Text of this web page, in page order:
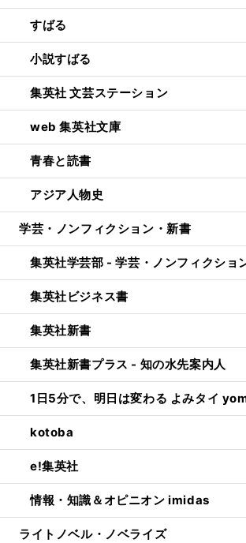
すばる
小説すばる
集英社 文芸ステーション
web 集英社文庫
青春と読書
アジア人物史
学芸・ノンフィクション・新書
集英社学芸部 - 学芸・ノンフィクショ
集英社ビジネス書
集英社新書
集英社新書プラス - 知の水先案内人
1日5分で、明日は変わる よみタイ
kotoba
e!集英社
情報・知識＆オピニオン imidas
ライトノベル・ノベライズ